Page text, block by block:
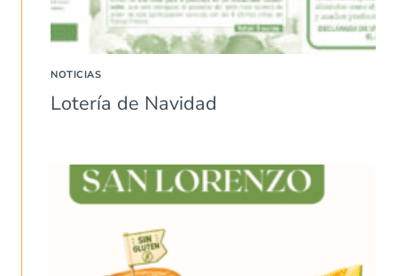
NOTICIAS
Lotería de Navidad